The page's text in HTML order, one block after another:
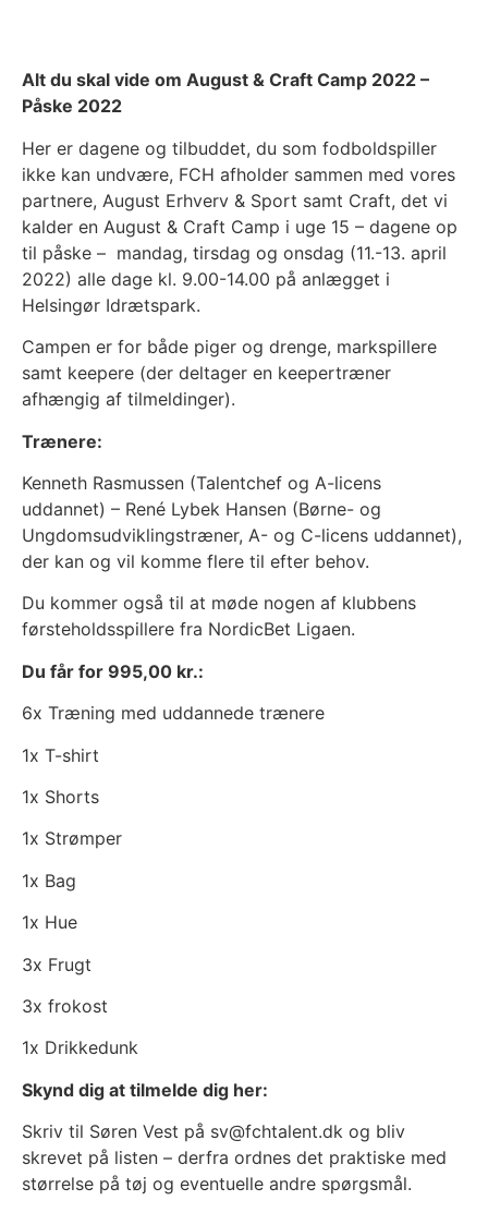
Alt du skal vide om August & Craft Camp 2022 –
Påske 2022
Her er dagene og tilbuddet, du som fodboldspiller
ikke kan undvære, FCH afholder sammen med vores
partnere, August Erhverv & Sport samt Craft, det vi
kalder en August & Craft Camp i uge 15 – dagene op
til påske – mandag, tirsdag og onsdag (11.-13. april
2022) alle dage kl. 9.00-14.00 på anlægget i
Helsingør Idrætspark.
Campen er for både piger og drenge, markspillere
samt keepere (der deltager en keepertræner
afhængig af tilmeldinger).
Trænere:
Kenneth Rasmussen (Talentchef og A-licens
uddannet) – René Lybek Hansen (Børne- og
Ungdomsudviklingstræner, A- og C-licens uddannet),
der kan og vil komme flere til efter behov.
Du kommer også til at møde nogen af klubbens
førsteholdsspillere fra NordicBet Ligaen.
Du får for 995,00 kr.:
6x Træning med uddannede trænere
1x T-shirt
1x Shorts
1x Strømper
1x Bag
1x Hue
3x Frugt
3x frokost
1x Drikkedunk
Skynd dig at tilmelde dig her:
Skriv til Søren Vest på sv@fchtalent.dk og bliv
skrevet på listen – derfra ordnes det praktiske med
størrelse på tøj og eventuelle andre spørgsmål.